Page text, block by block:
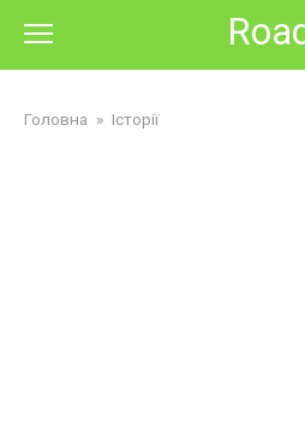
content
Головна » Історії